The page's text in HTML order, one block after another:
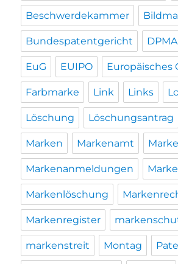
Beschwerdekammer
Bundespatentgericht DPMA
EuG EUIPO Europäisches
Farbmarke Link Links
Löschung Löschungsantrag
Marken Markenamt
Markenanmeldungen
Markenlöschung
Markenregister
markenstreit Montag